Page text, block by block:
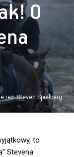
reż. Steven Spielberg
O
to
Stevena